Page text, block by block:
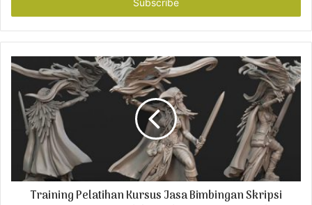
r
y
u
Training Pelatihan Kursus Jasa Bimbingan Skripsi